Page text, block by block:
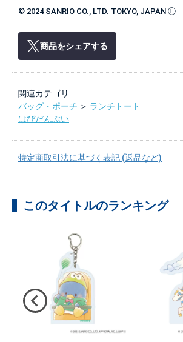
© 2024 SANRIO CO., LTD. TOKYO, JAPAN Ⓛ
商品をシェアする
関連カテゴリ
バッグ・ポーチ ＞ ランチトート
はぴだんぶい
特定商取引法に基づく表記 (返品など)
このタイトルのランキング